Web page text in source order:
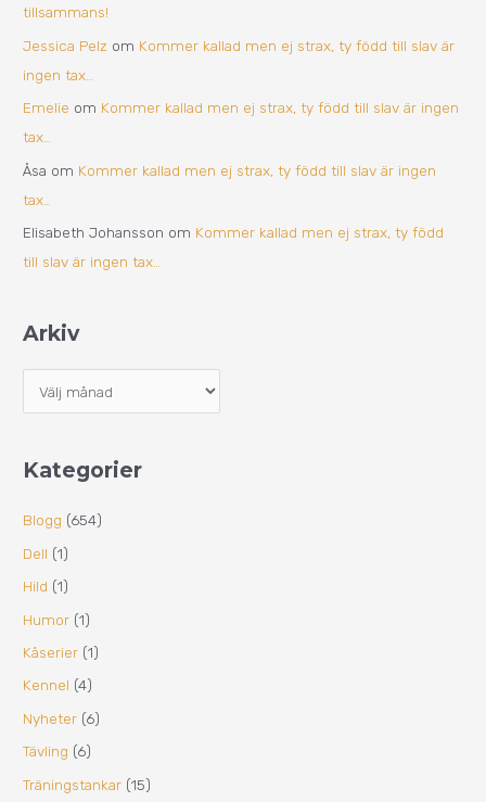
tillsammans!
Jessica Pelz om Kommer kallad men ej strax, ty född till slav är
ingen tax…
Emelie om Kommer kallad men ej strax, ty född till slav är ingen
tax…
Åsa om Kommer kallad men ej strax, ty född till slav är ingen
tax…
Elisabeth Johansson om Kommer kallad men ej strax, ty född
till slav är ingen tax…
Arkiv
Kategorier
Blogg (654)
Dell (1)
Hild (1)
Humor (1)
Kåserier (1)
Kennel (4)
Nyheter (6)
Tävling (6)
Träningstankar (15)